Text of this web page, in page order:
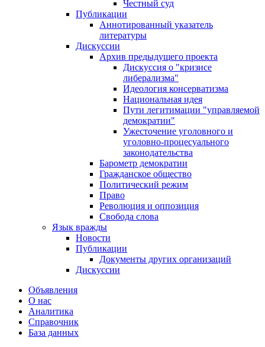
Честный суд
Публикации
Аннотированный указатель
литературы
Дискуссии
Архив предыдущего проекта
Дискуссия о "кризисе
либерализма"
Идеология консерватизма
Национальная идея
Пути легитимации "управляемой
демократии"
Ужесточение уголовного и
уголовно-процесуального
законодательства
Барометр демократии
Гражданское общество
Политический режим
Право
Революция и оппозиция
Свобода слова
Язык вражды
Новости
Публикации
Документы других организаций
Дискуссии
Объявления
О нас
Аналитика
Справочник
База данных